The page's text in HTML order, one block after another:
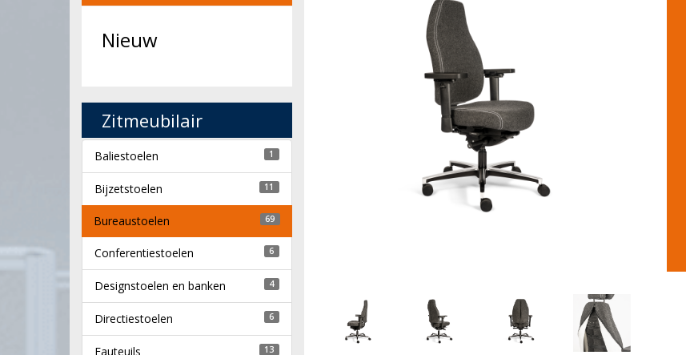
Nieuw
Zitmeubilair
Baliestoelen 1
Bijzetstoelen 11
Bureaustoelen 69
Conferentiestoelen 6
Designstoelen en banken 4
Directiestoelen 6
Fauteuils 13